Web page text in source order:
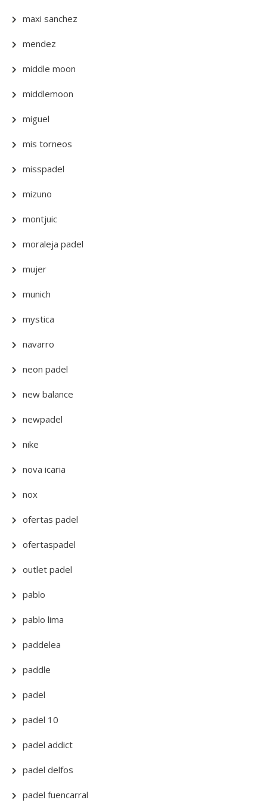
maxi sanchez
mendez
middle moon
middlemoon
miguel
mis torneos
misspadel
mizuno
montjuic
moraleja padel
mujer
munich
mystica
navarro
neon padel
new balance
newpadel
nike
nova icaria
nox
ofertas padel
ofertaspadel
outlet padel
pablo
pablo lima
paddelea
paddle
padel
padel 10
padel addict
padel delfos
padel fuencarral